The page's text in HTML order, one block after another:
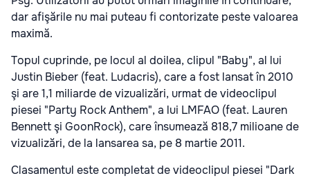
dar afişările nu mai puteau fi contorizate peste valoarea
maximă.
Topul cuprinde, pe locul al doilea, clipul "Baby", al lui
Justin Bieber (feat. Ludacris), care a fost lansat în 2010
şi are 1,1 miliarde de vizualizări, urmat de videoclipul
piesei "Party Rock Anthem", a lui LMFAO (feat. Lauren
Bennett şi GoonRock), care însumează 818,7 milioane de
vizualizări, de la lansarea sa, pe 8 martie 2011.
Clasamentul este completat de videoclipul piesei "Dark